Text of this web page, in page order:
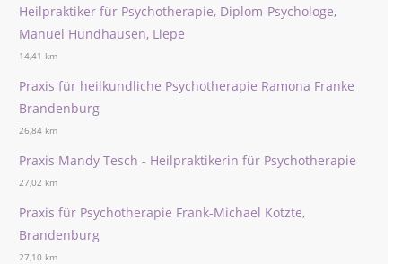
Heilpraktiker für Psychotherapie, Diplom-Psychologe,
Manuel Hundhausen, Liepe
14,41 km
Praxis für heilkundliche Psychotherapie Ramona Franke
Brandenburg
26,84 km
Praxis Mandy Tesch - Heilpraktikerin für Psychotherapie
27,02 km
Praxis für Psychotherapie Frank-Michael Kotzte,
Brandenburg
27,10 km